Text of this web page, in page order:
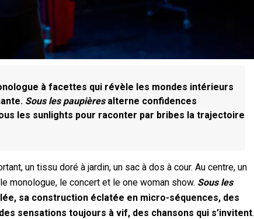
à facettes qui révèle les mondes intérieurs
Sous les paupièresalterne confidences
les sunlights pour raconter par bribes la trajectoire
un tissu doré à jardin, un sac à dos à cour. Au centre, un
monologue, le concert et le one woman show. Sous les
sa construction éclatée en micro-séquences, des
sensations toujours à vif, des chansons qui s’invitent.